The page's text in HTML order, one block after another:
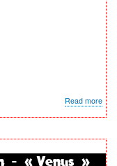
Read more
«
- « Venus »